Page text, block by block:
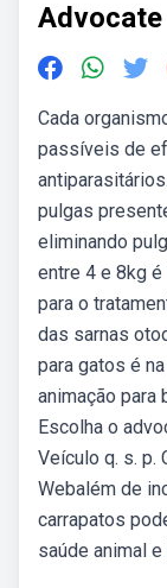
Cada
passíveis de
pulgas
eliminando
entre 4 e 8kg é
para o
das sarnas
para gatos é
animação para
Escolha o
Veículo q. s. p.
Webalém de
carrapatos
saúde animal e